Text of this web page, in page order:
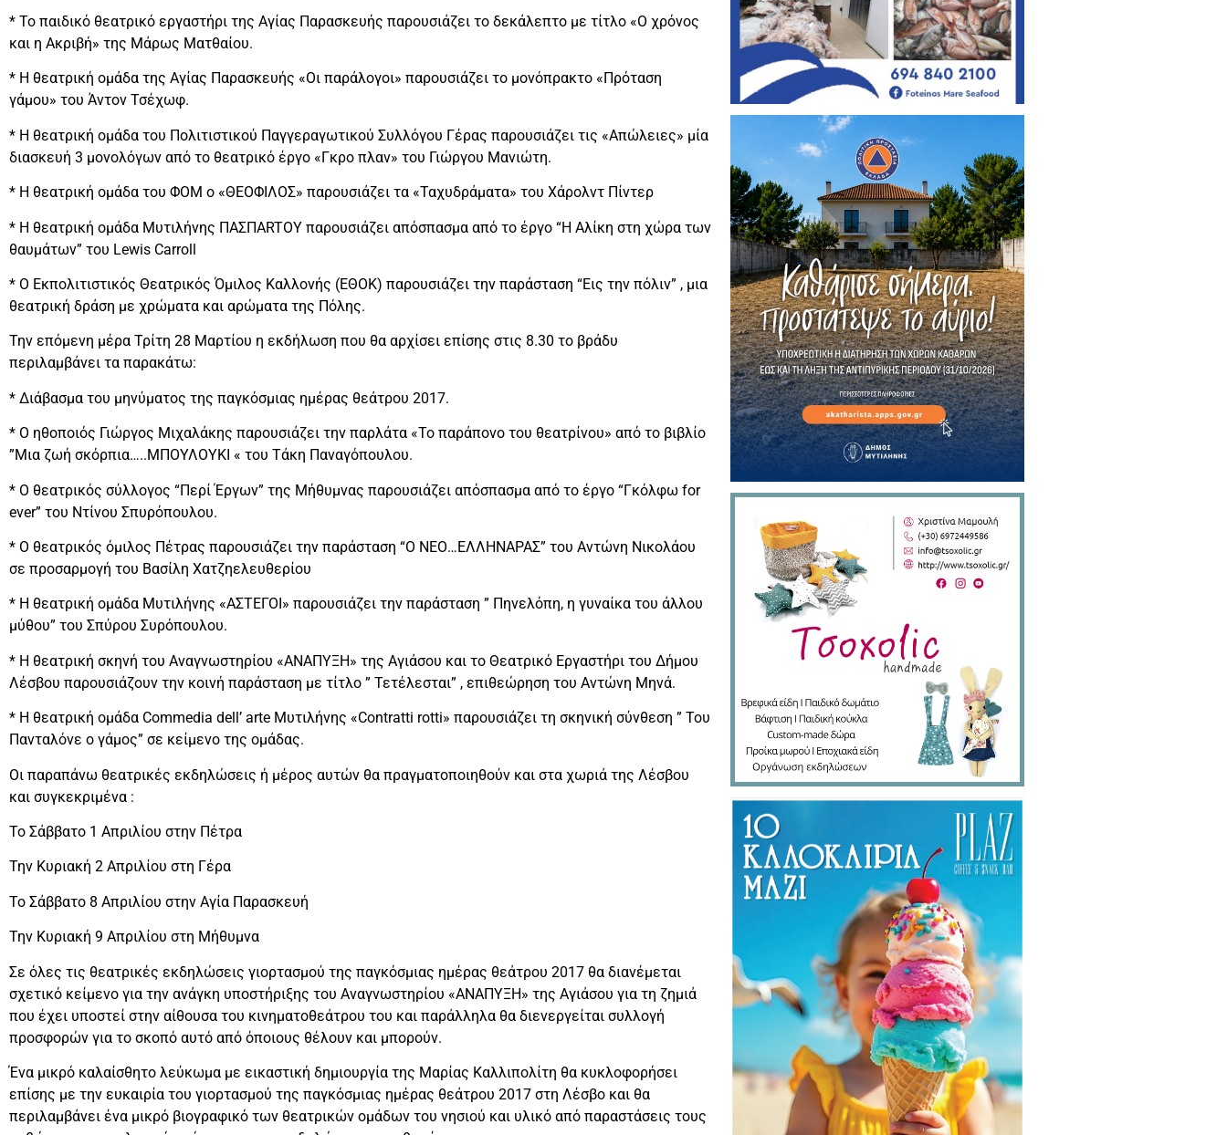
* Το παιδικό θεατρικό εργαστήρι της Αγίας Παρασκευής παρουσιάζει το δεκάλεπτο με τίτλο «Ο χρόνος
και η Ακριβή» της Μάρως Ματθαίου.
* Η θεατρική ομάδα της Αγίας Παρασκευής «Οι παράλογοι» παρουσιάζει το μονόπρακτο «Πρόταση
γάμου» του Άντον Τσέχωφ.
* Η θεατρική ομάδα του Πολιτιστικού Παγγεραγωτικού Συλλόγου Γέρας παρουσιάζει τις «Απώλειες» μία
διασκευή 3 μονολόγων από το θεατρικό έργο «Γκρο πλαν» του Γιώργου Μανιώτη.
* Η θεατρική ομάδα του ΦΟΜ ο «ΘΕΟΦΙΛΟΣ» παρουσιάζει τα «Ταχυδράματα» του Χάρολντ Πίντερ
* Η θεατρική ομάδα Μυτιλήνης ΠΑΣΠARTΟΥ παρουσιάζει απόσπασμα από το έργο “Η Αλίκη στη χώρα των
θαυμάτων” του Lewis Carroll
* Ο Εκπολιτιστικός Θεατρικός Όμιλος Καλλονής (ΕΘΟΚ) παρουσιάζει την παράσταση “Εις την πόλιν” , μια
θεατρική δράση με χρώματα και αρώματα της Πόλης.
Την επόμενη μέρα Τρίτη 28 Μαρτίου η εκδήλωση που θα αρχίσει επίσης στις 8.30 το βράδυ
περιλαμβάνει τα παρακάτω:
* Διάβασμα του μηνύματος της παγκόσμιας ημέρας θεάτρου 2017.
* Ο ηθοποιός Γιώργος Μιχαλάκης παρουσιάζει την παρλάτα «Το παράπονο του θεατρίνου» από το βιβλίο
”Μια ζωή σκόρπια…..ΜΠΟΥΛΟΥΚΙ « του Τάκη Παναγόπουλου.
* Ο θεατρικός σύλλογος “Περί Έργων” της Μήθυμνας παρουσιάζει απόσπασμα από το έργο “Γκόλφω for
ever” του Ντίνου Σπυρόπουλου.
* Ο θεατρικός όμιλος Πέτρας παρουσιάζει την παράσταση “Ο ΝΕΟ…ΕΛΛΗΝΑΡΑΣ” του Αντώνη Νικολάου
σε προσαρμογή του Βασίλη Χατζηελευθερίου
* Η θεατρική ομάδα Μυτιλήνης «ΑΣΤΕΓΟΙ» παρουσιάζει την παράσταση ” Πηνελόπη, η γυναίκα του άλλου
μύθου” του Σπύρου Συρόπουλου.
* Η θεατρική σκηνή του Αναγνωστηρίου «ΑΝΑΠΥΞΗ» της Αγιάσου και το Θεατρικό Εργαστήρι του Δήμου
Λέσβου παρουσιάζουν την κοινή παράσταση με τίτλο ” Τετέλεσται” , επιθεώρηση του Αντώνη Μηνά.
* Η θεατρική ομάδα Commedia dell’ arte Μυτιλήνης «Contratti rotti» παρουσιάζει τη σκηνική σύνθεση ” Του
Πανταλόνε ο γάμος” σε κείμενο της ομάδας.
Οι παραπάνω θεατρικές εκδηλώσεις ή μέρος αυτών θα πραγματοποιηθούν και στα χωριά της Λέσβου
και συγκεκριμένα :
Το Σάββατο 1 Απριλίου στην Πέτρα
Την Κυριακή 2 Απριλίου στη Γέρα
Το Σάββατο 8 Απριλίου στην Αγία Παρασκευή
Την Κυριακή 9 Απριλίου στη Μήθυμνα
Σε όλες τις θεατρικές εκδηλώσεις γιορτασμού της παγκόσμιας ημέρας θεάτρου 2017 θα διανέμεται
σχετικό κείμενο για την ανάγκη υποστήριξης του Αναγνωστηρίου «ΑΝΑΠΥΞΗ» της Αγιάσου για τη ζημιά
που έχει υποστεί στην αίθουσα του κινηματοθεάτρου του και παράλληλα θα διενεργείται συλλογή
προσφορών για το σκοπό αυτό από όποιους θέλουν και μπορούν.
Ένα μικρό καλαίσθητο λεύκωμα με εικαστική δημιουργία της Μαρίας Καλλιπολίτη θα κυκλοφορήσει
επίσης με την ευκαιρία του γιορτασμού της παγκόσμιας ημέρας θεάτρου 2017 στη Λέσβο και θα
περιλαμβάνει ένα μικρό βιογραφικό των θεατρικών ομάδων του νησιού και υλικό από παραστάσεις τους